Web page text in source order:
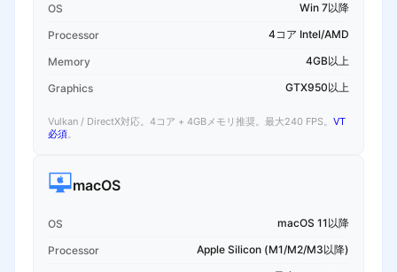
OS Win 7以降
Processor 4コア Intel/AMD
Memory 4GB以上
Graphics GTX950以上
Vulkan / DirectX対応。4コア + 4GBメモリ推奨。最大240 FPS。 VT
必須。
macOS
OS macOS 11以降
Processor Apple Silicon (M1/M2/M3以降)